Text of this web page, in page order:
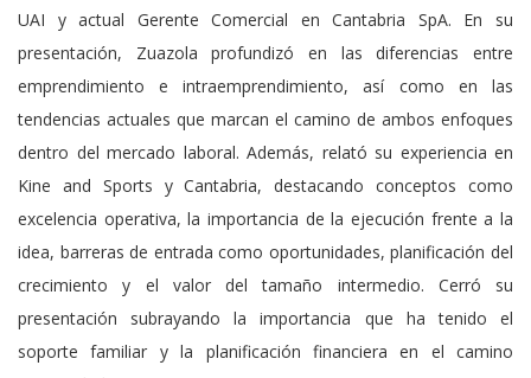
UAI y actual Gerente Comercial en Cantabria SpA. En su
presentación, Zuazola profundizó en las diferencias entre
emprendimiento e intraemprendimiento, así como en las
tendencias actuales que marcan el camino de ambos enfoques
dentro del mercado laboral. Además, relató su experiencia en
Kine and Sports y Cantabria, destacando conceptos como
excelencia operativa, la importancia de la ejecución frente a la
idea, barreras de entrada como oportunidades, planificación del
crecimiento y el valor del tamaño intermedio. Cerró su
presentación subrayando la importancia que ha tenido el
soporte familiar y la planificación financiera en el camino